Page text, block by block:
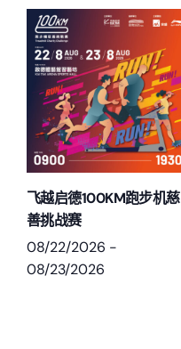
飞越启德100KM跑步机慈
善挑战赛
08/22/2026 -
08/23/2026